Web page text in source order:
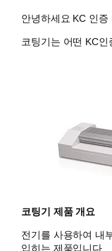
안녕하세요 KC 인
코팅기는 어떤 KC
코팅기 제품 개요
전기를 사용하여 내
입히는 제품입니다.